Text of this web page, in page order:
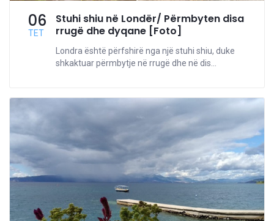
06
TET
Stuhi shiu në Londër/ Përmbyten disa
rrugë dhe dyqane [Foto]
Londra është përfshirë nga një stuhi shiu, duke
shkaktuar përmbytje në rrugë dhe në dis...